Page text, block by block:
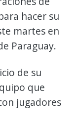
hacer su
martes en
Paraguay.
de su
que
jugadores